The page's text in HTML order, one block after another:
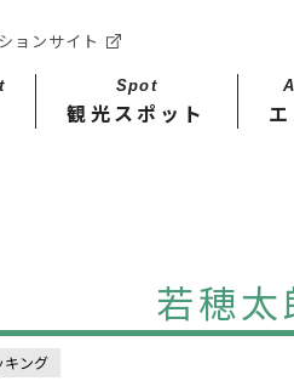
ョンサイト
Spot
観光スポット
若穂
キング